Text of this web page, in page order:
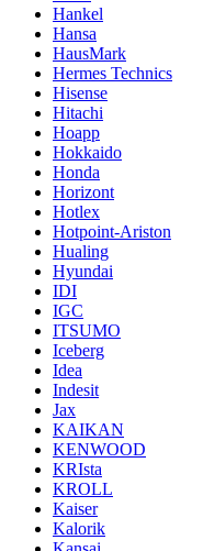
Hankel
Hansa
HausMark
Hermes Technics
Hisense
Hitachi
Hoapp
Hokkaido
Honda
Horizont
Hotlex
Hotpoint-Ariston
Hualing
Hyundai
IDI
IGC
ITSUMO
Iceberg
Idea
Indesit
Jax
KAIKAN
KENWOOD
KRIsta
KROLL
Kaiser
Kalorik